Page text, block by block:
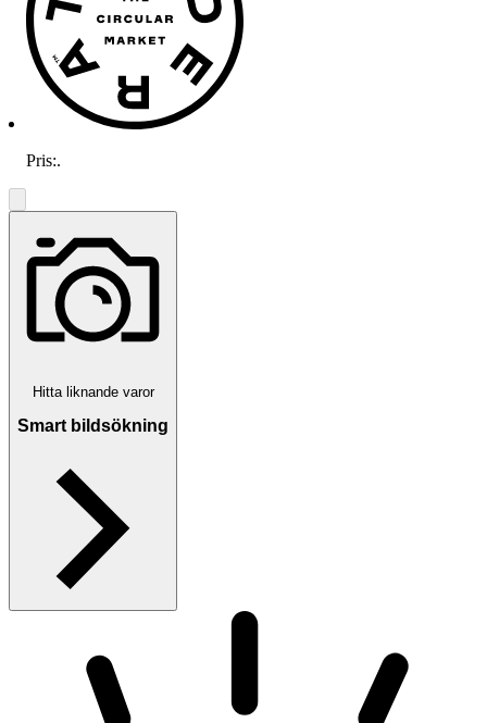
Pris:.
Hitta liknande varor
Smart bildsökning